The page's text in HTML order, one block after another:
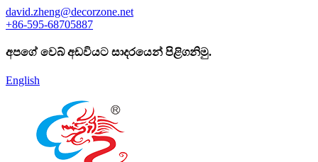
david.zheng@decorzone.net
+86-595-68705887
අපගේ වෙබ් අඩවියට සාදරයෙන් පිළිගනිමු.
English